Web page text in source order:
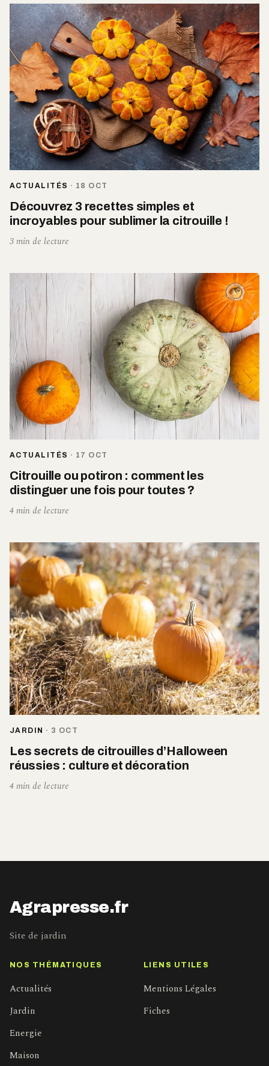
ACTUALITÉS · 18 OCT
Découvrez 3 recettes simples et
incroyables pour sublimer la citrouille !
3 min de lecture
ACTUALITÉS · 17 OCT
Citrouille ou potiron : comment les
distinguer une fois pour toutes ?
4 min de lecture
JARDIN · 3 OCT
Les secrets de citrouilles d’Halloween
réussies : culture et décoration
4 min de lecture
Agrapresse.fr
Site de jardin
NOS THÉMATIQUES
Actualités
Jardin
Energie
Maison
LIENS UTILES
Mentions Légales
Fiches